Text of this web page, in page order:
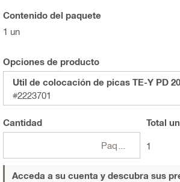
Contenido del paquete
1 un
Opciones de producto
Util de colocación de picas TE-Y PD 20
#2223701
Cantidad Total
1
Acceda a su cuenta y descubra sus